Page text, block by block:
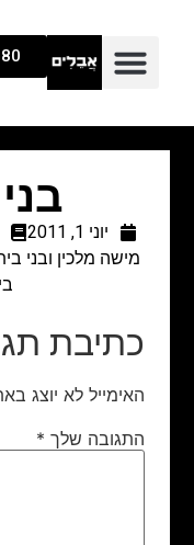
יוני 1, 2011
מישה מלכין ובני
כתיבת
האימייל לא יוצג
התגובה שלך *